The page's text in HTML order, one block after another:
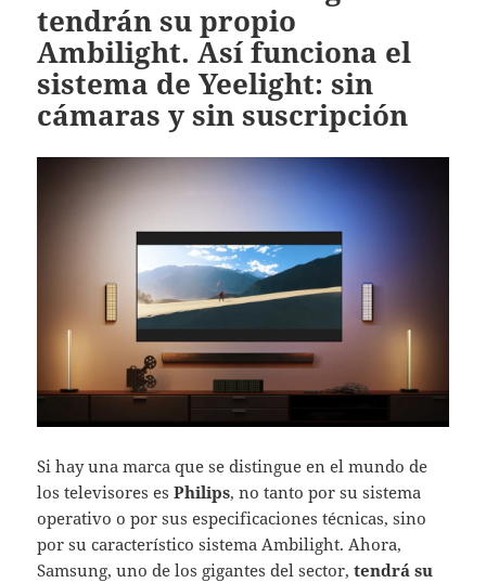
tendrán su propio
Ambilight. Así funciona el
sistema de Yeelight: sin
cámaras y sin suscripción
Si hay una marca que se distingue en el mundo de
los televisores esPhilips, no tanto por su sistema
operativo o por sus especificaciones técnicas, sino
por su característico sistema Ambilight. Ahora,
Samsung, uno de los gigantes del sector,tendrá su